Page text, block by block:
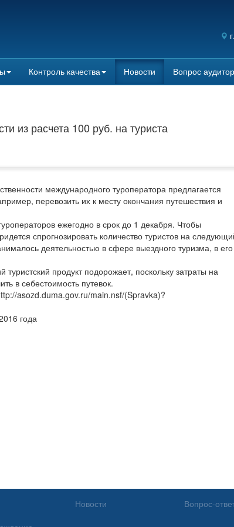
г.
Контроль качества Новости Вопрос
из расчета 100 руб. на туриста
международного туроператора предлагается
перевозить их к месту окончания путешествия и
ежегодно в срок до 1 декабря. Чтобы
спрогнозировать количество туристов на
деятельностью в сфере выездного туризма, в его
продукт подорожает, поскольку затраты на
в себестоимость путевок.
asozd.duma.gov.ru/main.nsf/(Spravka)?
года
Новости Вопрос-